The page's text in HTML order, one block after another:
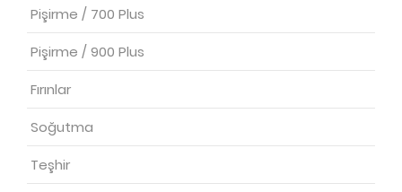
Pişirme / 700 Plus
Pişirme / 900 Plus
Fırınlar
Soğutma
Teşhir